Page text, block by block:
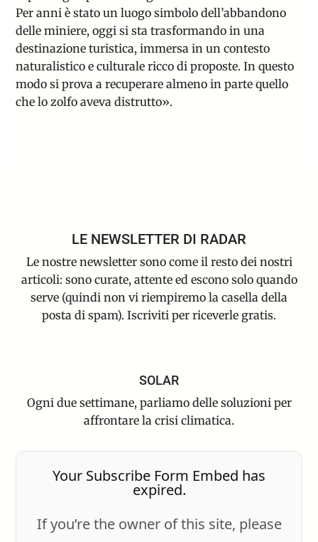
Per anni è stato un luogo simbolo dell’abbandono
delle miniere, oggi si sta trasformando in una
destinazione turistica, immersa in un contesto
naturalistico e culturale ricco di proposte. In questo
modo si prova a recuperare almeno in parte quello
che lo zolfo aveva distrutto».
LE NEWSLETTER DI RADAR
Le nostre newsletter sono come il resto dei nostri
articoli: sono curate, attente ed escono solo quando
serve (quindi non vi riempiremo la casella della
posta di spam). Iscriviti per riceverle gratis.
SOLAR
Ogni due settimane, parliamo delle soluzioni per
affrontare la crisi climatica.
Your Subscribe Form Embed has
expired.
If you’re the owner of this site, please